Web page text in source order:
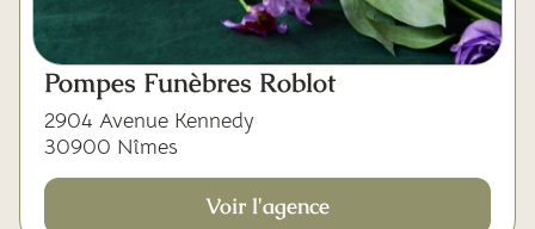
Pompes Funèbres Roblot
2904 Avenue Kennedy
30900 Nîmes
Voir l'agence